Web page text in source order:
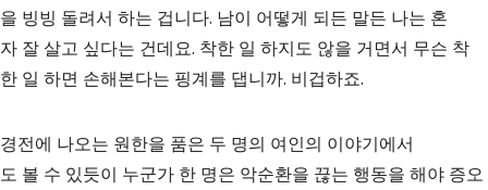
을 빙빙 돌려서 하는 겁니다. 남이 어떻게 되든 말든 나는 혼
자 잘 살고 싶다는 건데요. 착한 일 하지도 않을 거면서 무슨 착
한 일 하면 손해본다는 핑계를 댑니까. 비겁하죠.
경전에 나오는 원한을 품은 두 명의 여인의 이야기에서
도 볼 수 있듯이 누군가 한 명은 악순환을 끊는 행동을 해야 증오